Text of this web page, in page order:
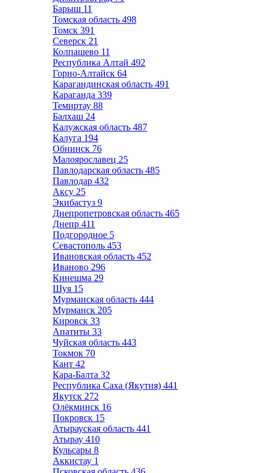
Барыш 11
Томская область 498
Томск 391
Северск 21
Колпашево 11
Республика Алтай 492
Горно-Алтайск 64
Карагандинская область 491
Караганда 339
Темиртау 88
Балхаш 24
Калужская область 487
Калуга 194
Обнинск 76
Малоярославец 25
Павлодарская область 485
Павлодар 432
Аксу 25
Экибастуз 9
Днепропетровская область 465
Днепр 411
Подгородное 5
Севастополь 453
Ивановская область 452
Иваново 296
Кинешма 29
Шуя 15
Мурманская область 444
Мурманск 205
Кировск 33
Апатиты 33
Чуйская область 443
Токмок 70
Кант 42
Кара-Балта 32
Республика Саха (Якутия) 441
Якутск 272
Олёкминск 16
Покровск 15
Атырауская область 441
Атырау 410
Кульсары 8
Аккистау 1